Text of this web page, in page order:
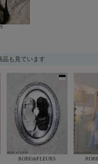
品も見ています
ROBEdeFLEURS